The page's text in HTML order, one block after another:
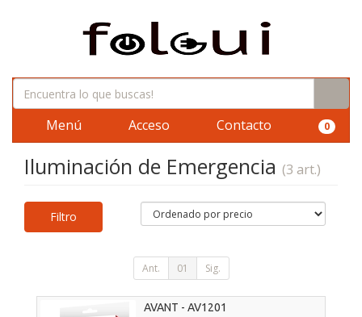
Menú Acceso Contacto 0
Iluminación de Emergencia (3 art.)
Filtro
Ant. 01 Sig.
AVANT - AV1201